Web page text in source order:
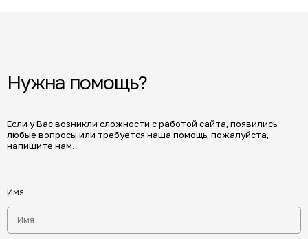
Нужна помощь?
Если у Вас возникли сложности с работой сайта, появились
любые вопросы или требуется наша помощь, пожалуйста,
напишите нам.
Имя